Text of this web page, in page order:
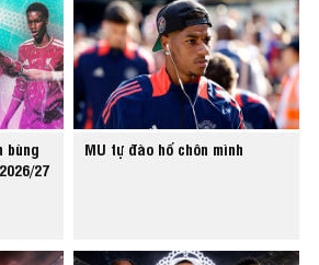
bùng
27
MU tự đào hố chôn mình